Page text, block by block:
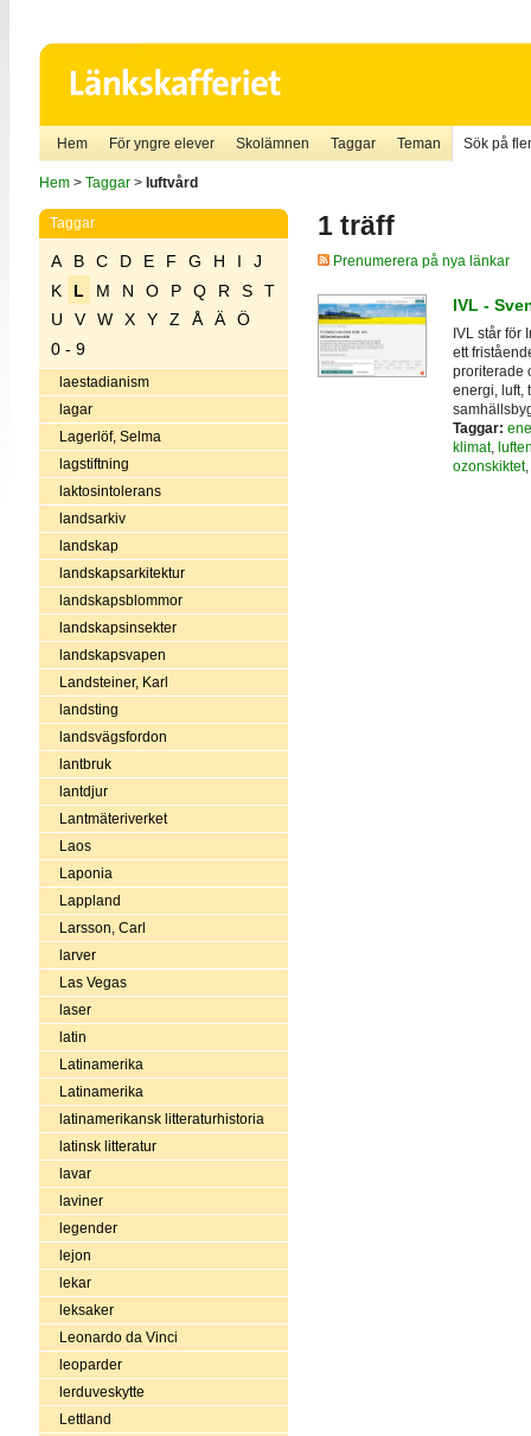
Hem För yngre elever Skolämnen Taggar Teman Sök på
Hem> Taggar> luftvård
Taggar
A B C D E F G H I
J
K
L M N O P Q R S
T
U
V W X Y Z Å Ä
Ö
0 - 9
laestadianism
lagar
Lagerlöf, Selma
lagstiftning
laktosintolerans
landsarkiv
landskap
landskapsarkitektur
landskapsblommor
landskapsinsekter
landskapsvapen
Landsteiner, Karl
landsting
landsvägsfordon
lantbruk
lantdjur
Lantmäteriverket
Laos
Laponia
Lappland
Larsson, Carl
larver
Las Vegas
laser
latin
Latinamerika
Latinamerika
latinamerikansk litteraturhistoria
latinsk litteratur
lavar
laviner
legender
lejon
lekar
leksaker
Leonardo da Vinci
leoparder
lerduveskytte
Lettland
1 träff
Prenumerera på nya länkar
IVL -
IVL står för
ett
proriterade
energi, luft,
Taggar:
klimat,
ozonskiktet,